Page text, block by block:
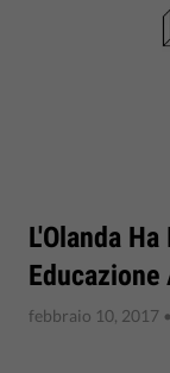
L'Olanda
febbraio 10, 2017